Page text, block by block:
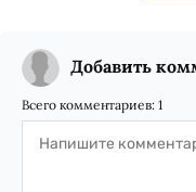
Добавить
Всего комментариев: 1